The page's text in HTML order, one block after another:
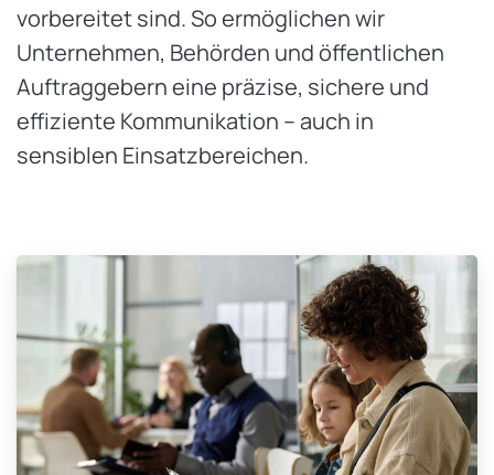
vorbereitet sind. So ermöglichen wir
Unternehmen, Behörden und öffentlichen
Auftraggebern eine präzise, sichere und
effiziente Kommunikation – auch in
sensiblen Einsatzbereichen.